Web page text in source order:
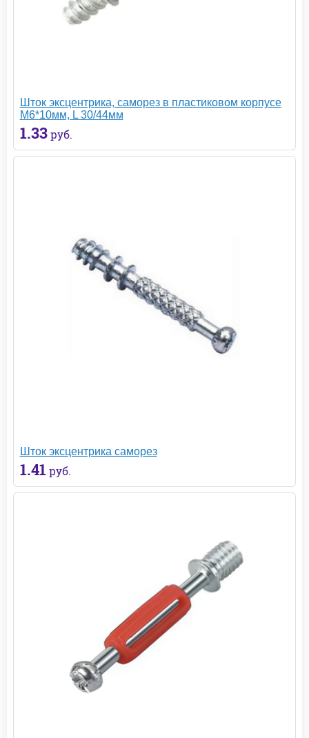
Шток эксцентрика, саморез в пластиковом корпусе
М6*10мм, L 30/44мм
1.33 руб.
Шток эксцентрика саморез
1.41 руб.